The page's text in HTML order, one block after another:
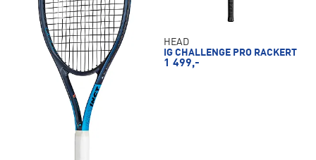
HEAD
IG CHALLENGE PRO RACKERT
1 499,-